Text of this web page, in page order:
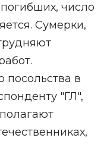
число
Сумерки,
посольства в
"ГЛ",